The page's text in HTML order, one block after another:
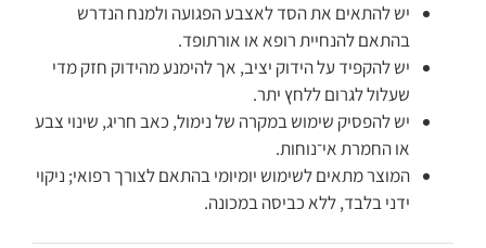
יש להתאים את הסד לאצבע הפגועה ולמנח הנדרש
בהתאם להנחיית רופא או אורתופד.
יש להקפיד על הידוק יציב, אך להימנע מהידוק חזק מדי
שעלול לגרום ללחץ יתר.
יש להפסיק שימוש במקרה של נימול, כאב חריג, שינוי צבע
או החמרת אי־נוחות.
המוצר מתאים לשימוש יומיומי בהתאם לצורך רפואי; ניקוי
ידני בלבד, ללא כביסה במכונה.